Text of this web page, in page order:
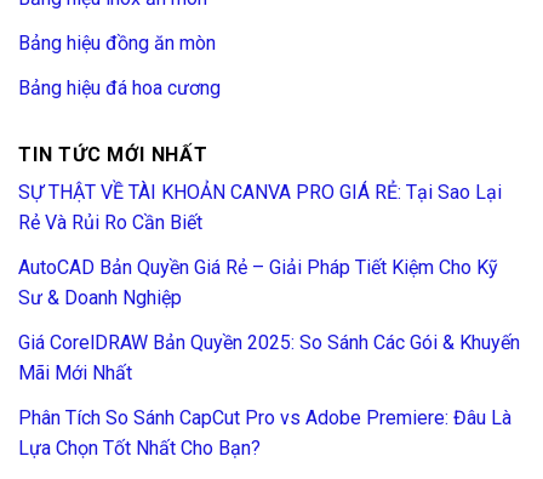
Bảng hiệu đồng ăn mòn
Bảng hiệu đá hoa cương
TIN TỨC MỚI NHẤT
SỰ THẬT VỀ TÀI KHOẢN CANVA PRO GIÁ RẺ: Tại Sao Lại
Rẻ Và Rủi Ro Cần Biết
AutoCAD Bản Quyền Giá Rẻ – Giải Pháp Tiết Kiệm Cho Kỹ
Sư & Doanh Nghiệp
Giá CorelDRAW Bản Quyền 2025: So Sánh Các Gói & Khuyến
Mãi Mới Nhất
Phân Tích So Sánh CapCut Pro vs Adobe Premiere: Đâu Là
Lựa Chọn Tốt Nhất Cho Bạn?